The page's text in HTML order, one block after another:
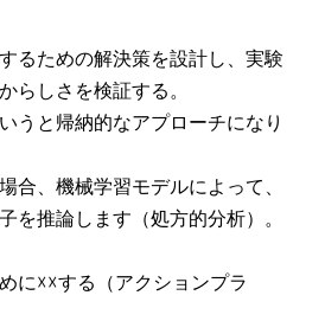
るための解決策を設計し、実験
らしさを検証する。
うと帰納的なアプローチになり
合、機械学習モデルによって、
を推論します（処方的分析）。
に☓☓する（アクションプラ